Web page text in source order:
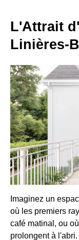
L'Attrait
Linières-
Imaginez un
où les premiers
café matinal, ou
prolongent à